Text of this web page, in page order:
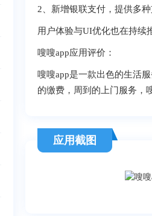
2、新增银联支付，提供多种
用户体验与UI优化也在持续
嗖嗖app应用评价：
嗖嗖app是一款出色的生活
的缴费，周到的上门服务，
应用截图